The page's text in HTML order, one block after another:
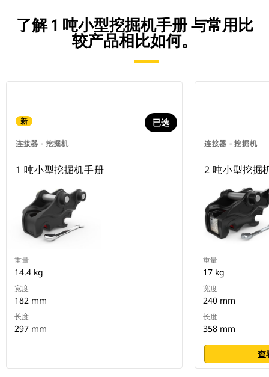
了解 1 吨小型挖掘机手册 与常用比
较产品相比如何。
新
连接器 - 挖掘机
已选
1 吨小型挖掘机手册
重量
14.4 kg
宽度
182 mm
长度
297 mm
连接器 - 挖掘机
2 吨小型挖掘
重量
17 kg
宽度
240 mm
长度
358 mm
查